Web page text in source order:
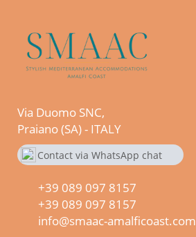
Via Duomo SNC,
Praiano (SA) - ITALY
Contact via WhatsApp chat
+39 089 097 8157
+39 089 097 8157
info@smaac-amalficoast.com